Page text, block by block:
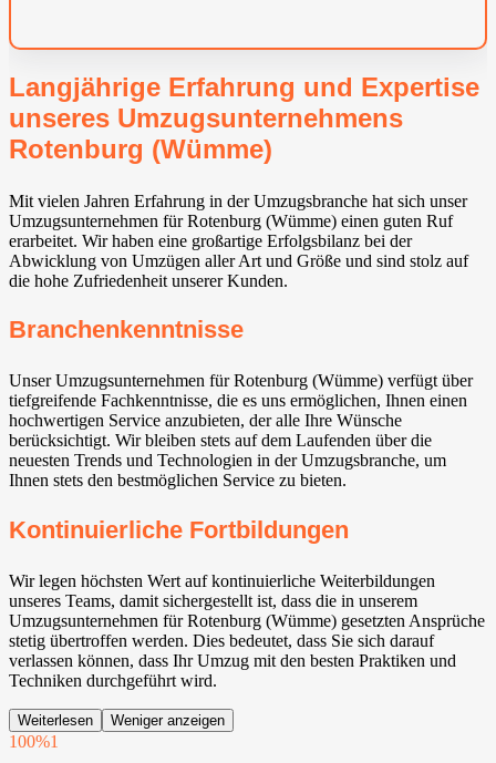
Langjährige Erfahrung und Expertise
unseres Umzugsunternehmens
Rotenburg (Wümme)
Mit vielen Jahren Erfahrung in der Umzugsbranche hat sich unser
Umzugsunternehmen für Rotenburg (Wümme) einen guten Ruf
erarbeitet. Wir haben eine großartige Erfolgsbilanz bei der
Abwicklung von Umzügen aller Art und Größe und sind stolz auf
die hohe Zufriedenheit unserer Kunden.
Branchenkenntnisse
Unser Umzugsunternehmen für Rotenburg (Wümme) verfügt über
tiefgreifende Fachkenntnisse, die es uns ermöglichen, Ihnen einen
hochwertigen Service anzubieten, der alle Ihre Wünsche
berücksichtigt. Wir bleiben stets auf dem Laufenden über die
neuesten Trends und Technologien in der Umzugsbranche, um
Ihnen stets den bestmöglichen Service zu bieten.
Kontinuierliche Fortbildungen
Wir legen höchsten Wert auf kontinuierliche Weiterbildungen
unseres Teams, damit sichergestellt ist, dass die in unserem
Umzugsunternehmen für Rotenburg (Wümme) gesetzten Ansprüche
stetig übertroffen werden. Dies bedeutet, dass Sie sich darauf
verlassen können, dass Ihr Umzug mit den besten Praktiken und
Techniken durchgeführt wird.
Weiterlesen Weniger anzeigen
100%1